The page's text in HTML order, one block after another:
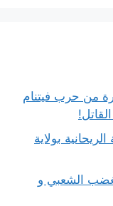
من حرب فيتنام
بولاية
الشعبي و